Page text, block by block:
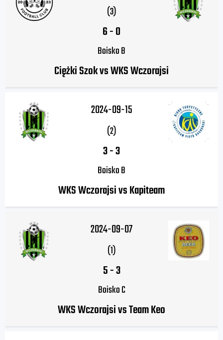
(3)
6-0
Boisko B
Ciężki Szok vs WKS Wczorajsi
2024-09-15
(2)
3-3
Boisko B
WKS Wczorajsi vs Kapiteam
2024-09-07
(1)
5-3
Boisko C
WKS Wczorajsi vs Team Keo